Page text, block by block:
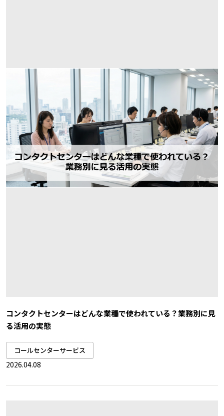
コンタクトセンターはどんな業種で使われている？業務別に見
る活用の実態
コールセンターサービス
2026.04.08